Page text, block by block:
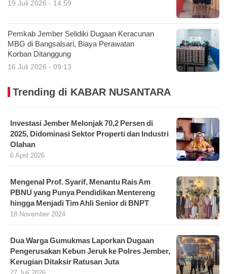
19 Juli 2026 - 14:59
Pemkab Jember Selidiki Dugaan Keracunan
MBG di Bangsalsari, Biaya Perawatan
Korban Ditanggung
16 Juli 2026 - 09:13
Trending di KABAR NUSANTARA
Investasi Jember Melonjak 70,2 Persen di
2025, Didominasi Sektor Properti dan Industri
Olahan
6 April 2026
Mengenal Prof. Syarif, Menantu Rais Am
PBNU yang Punya Pendidikan Mentereng
hingga Menjadi Tim Ahli Senior di BNPT
18 November 2024
Dua Warga Gumukmas Laporkan Dugaan
Pengerusakan Kebun Jeruk ke Polres Jember,
Kerugian Ditaksir Ratusan Juta